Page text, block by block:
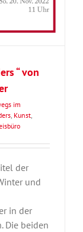
“ von
im
Kunst
der
und
in der
Die beiden